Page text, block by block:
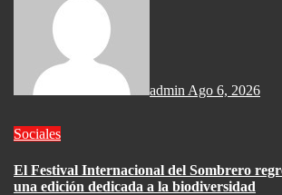
admin Ago 6, 2026
Sociales
El Festival Internacional del Sombrero
una edición dedicada a la biodiversidad